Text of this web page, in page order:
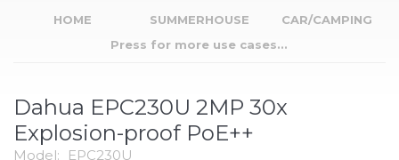
HOME SUMMERHOUSE
CAR/CAMPING
Press for more use cases...
Dahua EPC230U 2MP 30x
Explosion-proof PoE++
Model: EPC230U